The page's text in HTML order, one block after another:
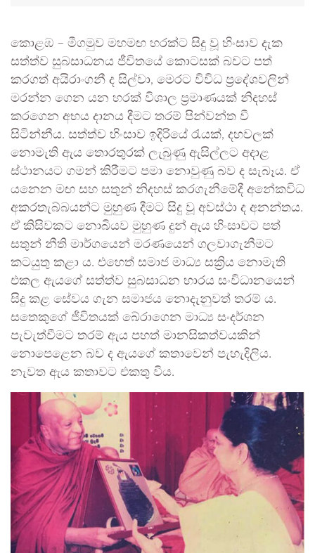
කොළඹ – මීගමුව මහමඟ හරක්ට සිදු වූ හිංසාව දැක
සත්ත්ව සුබසාධනය ජීවිතයේ කොටසක් බවට පත්
කරගත් අයිරාංගනී ද සිල්වා, මෙරට විවිධ ප්‍රදේශවලින්
මරන්න ගෙන යන හරක් විශාල ප්‍රමාණයක් නිදහස්
කරගෙන අභය දානය දීමට තරම් පින්වන්ත වී
සිටින්නීය. සත්ත්ව හිංසාව ඉදිරියේ රැයක්, දහවලක්
නොමැති ඇය තොරතුරක් ලැබුණු ඇසිල්ලට අදාළ
ස්ථානයට ගමන් කිරීමට පමා නොවුණු බව ද සැබෑය. ඒ
යනෙන මඟ සහ සතුන් නිදහස් කරගැනීමේදී අනේකවිධ
අකරතැබ්බයන්ට මුහුණ දීමට සිදු වූ අවස්ථා ද අනන්තය.
ඒ කිසිවකට නොබියව මුහුණ දුන් ඇය හිංසාවට පත්
සතුන් නීති මාර්ගයෙන් මරණයෙන් ගලවාගැනීමට
කටයුතු කළා ය. එහෙත් සමාජ මාධ්‍ය සක්‍රිය නොමැති
එකල ඇයගේ සත්ත්ව සුබසාධන භාරය සංවිධානයෙන්
සිදු කළ සේවය ගැන සමාජය නොදැනුවත් තරම් ය.
සතෙකුගේ ජීවිතයක් බේරාගෙන මාධ්‍ය සංදර්ශන
පැවැත්වීමට තරම් ඇය පහත් මානසිකත්වයකින්
නොපෙළෙන බව ද ඇයගේ කතාවෙන් පැහැදිලිය.
නැවත ඇය කතාවට එකතු විය.